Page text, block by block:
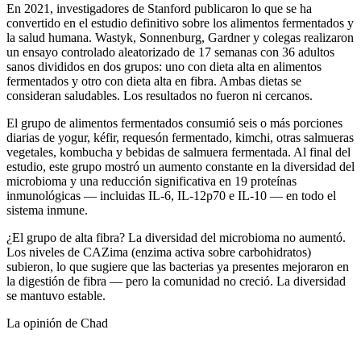
En 2021, investigadores de Stanford publicaron lo que se ha
convertido en el estudio definitivo sobre los alimentos fermentados y
la salud humana. Wastyk, Sonnenburg, Gardner y colegas realizaron
un ensayo controlado aleatorizado de 17 semanas con 36 adultos
sanos divididos en dos grupos: uno con dieta alta en alimentos
fermentados y otro con dieta alta en fibra. Ambas dietas se
consideran saludables. Los resultados no fueron ni cercanos.
El grupo de alimentos fermentados consumió seis o más porciones
diarias de yogur, kéfir, requesón fermentado, kimchi, otras salmueras
vegetales, kombucha y bebidas de salmuera fermentada. Al final del
estudio, este grupo mostró un aumento constante en la diversidad del
microbioma y una reducción significativa en 19 proteínas
inmunológicas — incluidas IL-6, IL-12p70 e IL-10 — en todo el
sistema inmune.
¿El grupo de alta fibra? La diversidad del microbioma no aumentó.
Los niveles de CAZima (enzima activa sobre carbohidratos)
subieron, lo que sugiere que las bacterias ya presentes mejoraron en
la digestión de fibra — pero la comunidad no creció. La diversidad
se mantuvo estable.
La opinión de Chad